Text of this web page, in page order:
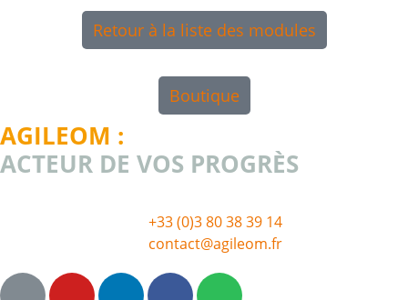
Retour à la liste des modules
Boutique
AGILEOM :
ACTEUR DE VOS PROGRÈS
+33 (0)3 80 38 39 14
contact@agileom.fr